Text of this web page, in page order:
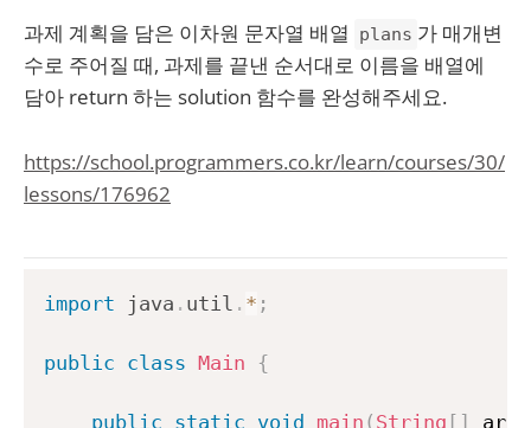
과제 계획을 담은 이차원 문자열 배열 plans 가 매개변
수로 주어질 때, 과제를 끝낸 순서대로 이름을 배열에
담아 return 하는 solution 함수를 완성해주세요.
https://school.programmers.co.kr/learn/courses/30/
lessons/176962
import java . util . * ;
public class Main {
public static void main ( String [ ] args